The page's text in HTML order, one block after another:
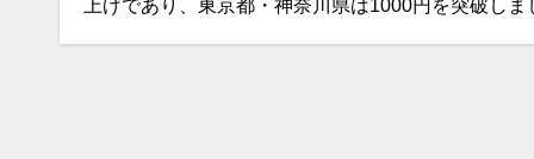
上げであり、東京都・神奈川県は1000円を突破し